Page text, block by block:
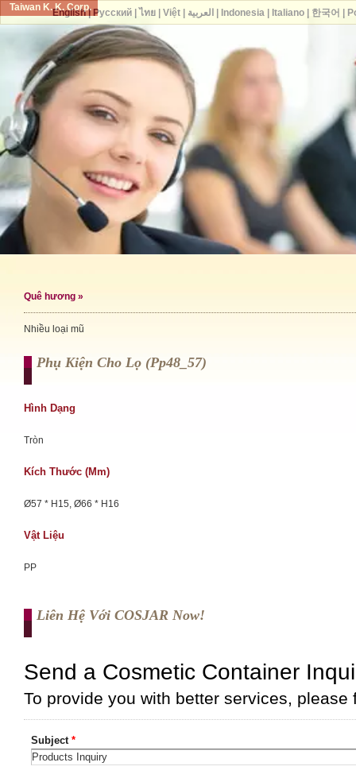
Taiwan K. K. Corp.
Quê hương »
Nhiều loại mũ
Phụ Kiện Cho Lọ (pp48_57)
Hình Dạng
Tròn
Kích Thước (mm)
Ø57 * H15, Ø66 * H16
Vật Liệu
PP
Liên Hệ Với COSJAR Now!
English| Русский| ไทย| Việt| العربية Indonesia| Italiano| 한국어